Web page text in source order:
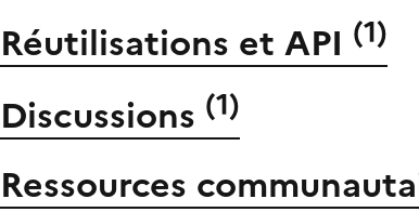
Réutilisations et API (1)
Discussions (1)
Ressources